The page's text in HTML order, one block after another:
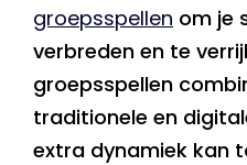
groepsspellen om je
verbreden en te
groepsspellen
traditionele en
extra dynamiek kan